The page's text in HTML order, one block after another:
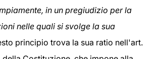
in un pregiudizio per la
nelle quali si svolge la sua
principio trova la sua ratio nell'art.